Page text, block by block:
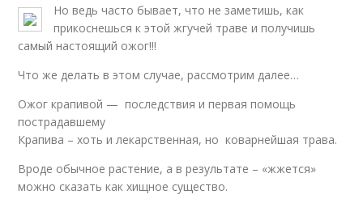
Но ведь часто бывает, что не заметишь, как
прикоснешься к этой жгучей траве и получишь
самый настоящий ожог!!!
Что же делать в этом случае, рассмотрим далее…
Ожог крапивой — последствия и первая помощь
пострадавшему
Крапива – хоть и лекарственная, но коварнейшая трава.
Вроде обычное растение, а в результате – «жжется»
можно сказать как хищное существо.